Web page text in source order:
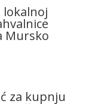
lokalnoj
Mursko
za kupnju